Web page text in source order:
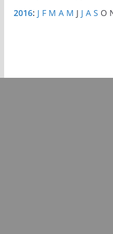
2016: J F M A M J J A S O